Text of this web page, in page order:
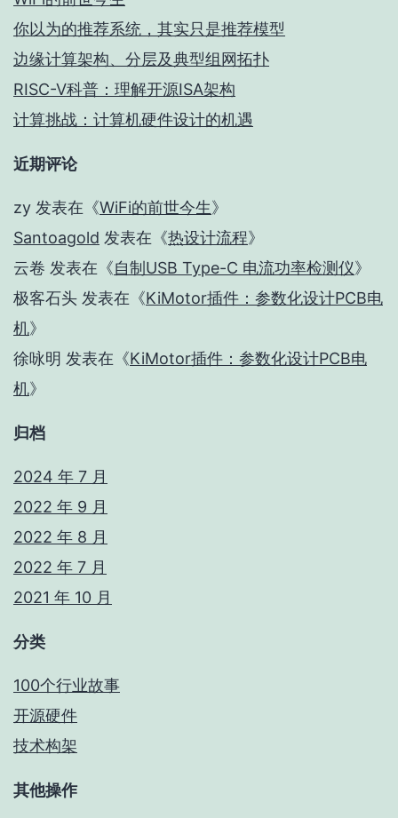
你以为的推荐系统，其实只是推荐模型
边缘计算架构、分层及典型组网拓扑
RISC-V科普：理解开源ISA架构
计算挑战：计算机硬件设计的机遇
近期评论
zy 发表在《WiFi的前世今生》
Santoagold 发表在《热设计流程》
云卷 发表在《自制USB Type-C 电流功率检测仪》
极客石头 发表在《KiMotor插件：参数化设计PCB电
机》
徐咏明 发表在《KiMotor插件：参数化设计PCB电
机》
归档
2024 年 7 月
2022 年 9 月
2022 年 8 月
2022 年 7 月
2021 年 10 月
分类
100个行业故事
开源硬件
技术构架
其他操作